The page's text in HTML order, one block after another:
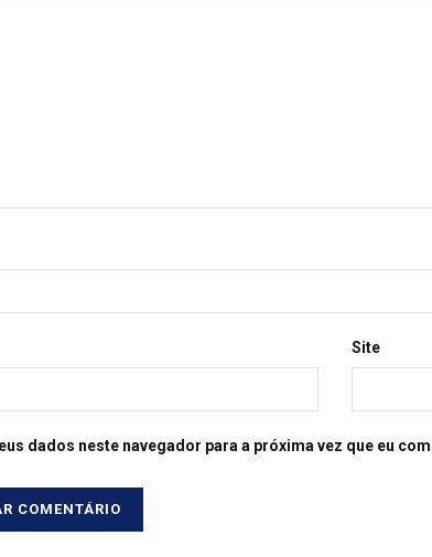
Site
dados neste navegador para a próxima vez que eu